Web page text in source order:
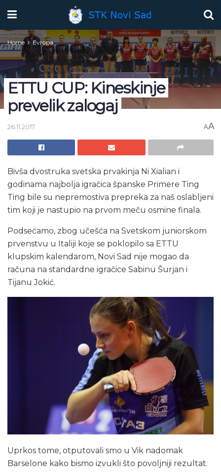
Home Evropa
ETTU CUP: Kineskinje
prevelik zalogaj
26.11.2017. AA
Bivša dvostruka svetska prvakinja Ni Xialian i
godinama najbolja igračica španske Primere Ting
Ting bile su nepremostiva prepreka za naš oslabljeni
tim koji je nastupio na prvom meču osmine finala.
Podsećamo, zbog učešća na Svetskom juniorskom
prvenstvu u Italiji koje se poklopilo sa ETTU
klupskim kalendarom, Novi Sad nije mogao da
računa na standardne igračice Sabinu Šurjan i
Tijanu Jokić.
Uprkos tome, otputovali smo u Vik nadomak
Barselone kako bismo izvukli što povoljniji rezultat.